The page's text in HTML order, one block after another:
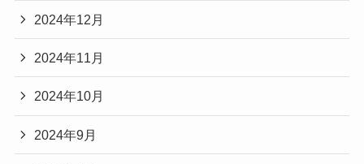
2024年12月
2024年11月
2024年10月
2024年9月